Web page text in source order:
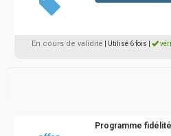
En cours de validité | Utilisé 6 fois
Programme